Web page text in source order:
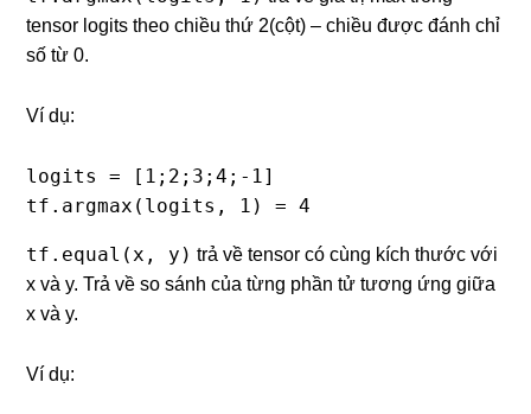
tensor logits theo chiều thứ 2(cột) – chiều được đánh chỉ
số từ 0.
Ví dụ:
logits = [1;2;3;4;-1]
tf.argmax(logits, 1) = 4
tf.equal(x, y) trả về tensor có cùng kích thước với
x và y. Trả về so sánh của từng phần tử tương ứng giữa
x và y.
Ví dụ: